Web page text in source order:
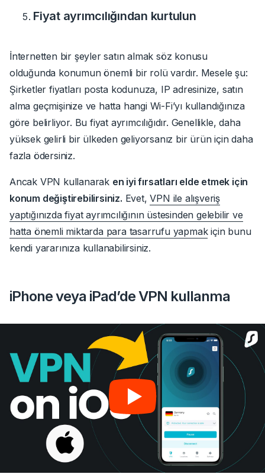
Fiyat ayrımcılığından kurtulun
İnternetten bir şeyler satın almak söz konusu
olduğunda konumun önemli bir rolü vardır. Mesele şu:
Şirketler fiyatları posta kodunuza, IP adresinize, satın
alma geçmişinize ve hatta hangi Wi-Fi’yı kullandığınıza
göre belirliyor. Bu fiyat ayrımcılığıdır. Genellikle, daha
yüksek gelirli bir ülkeden geliyorsanız bir ürün için daha
fazla ödersiniz.
Ancak VPN kullanarak en iyi fırsatları elde etmek için
konum değiştirebilirsiniz. Evet, VPN ile alışveriş
yaptığınızda fiyat ayrımcılığının üstesinden gelebilir ve
hatta önemli miktarda para tasarrufu yapmakiçin bunu
kendi yararınıza kullanabilirsiniz.
iPhone veya iPad’de VPN kullanma